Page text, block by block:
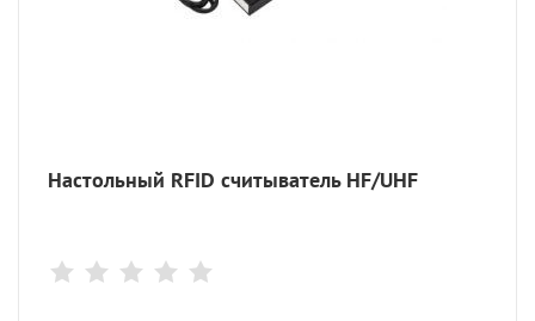
Настольный RFID считыватель HF/UHF